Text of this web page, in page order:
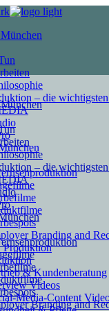
– die
Branding and
& Kundenberatung
Videos
Media-Content
– die
Branding and